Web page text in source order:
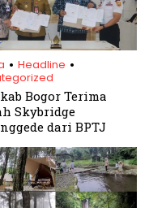
. Headline .
Bogor Terima
Skybridge
dari BPTJ